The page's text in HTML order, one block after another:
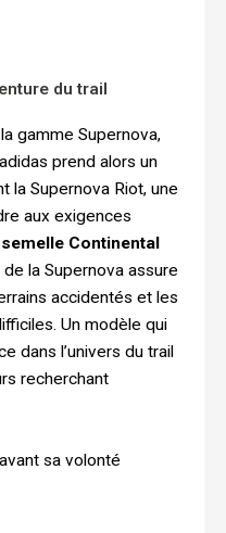
du trail
gamme Supernova,
prend alors un
la Supernova Riot, une
aux exigences
semelle Continental
la Supernova assure
accidentés et les
Un modèle qui
dans l’univers du trail
recherchant
sa volonté